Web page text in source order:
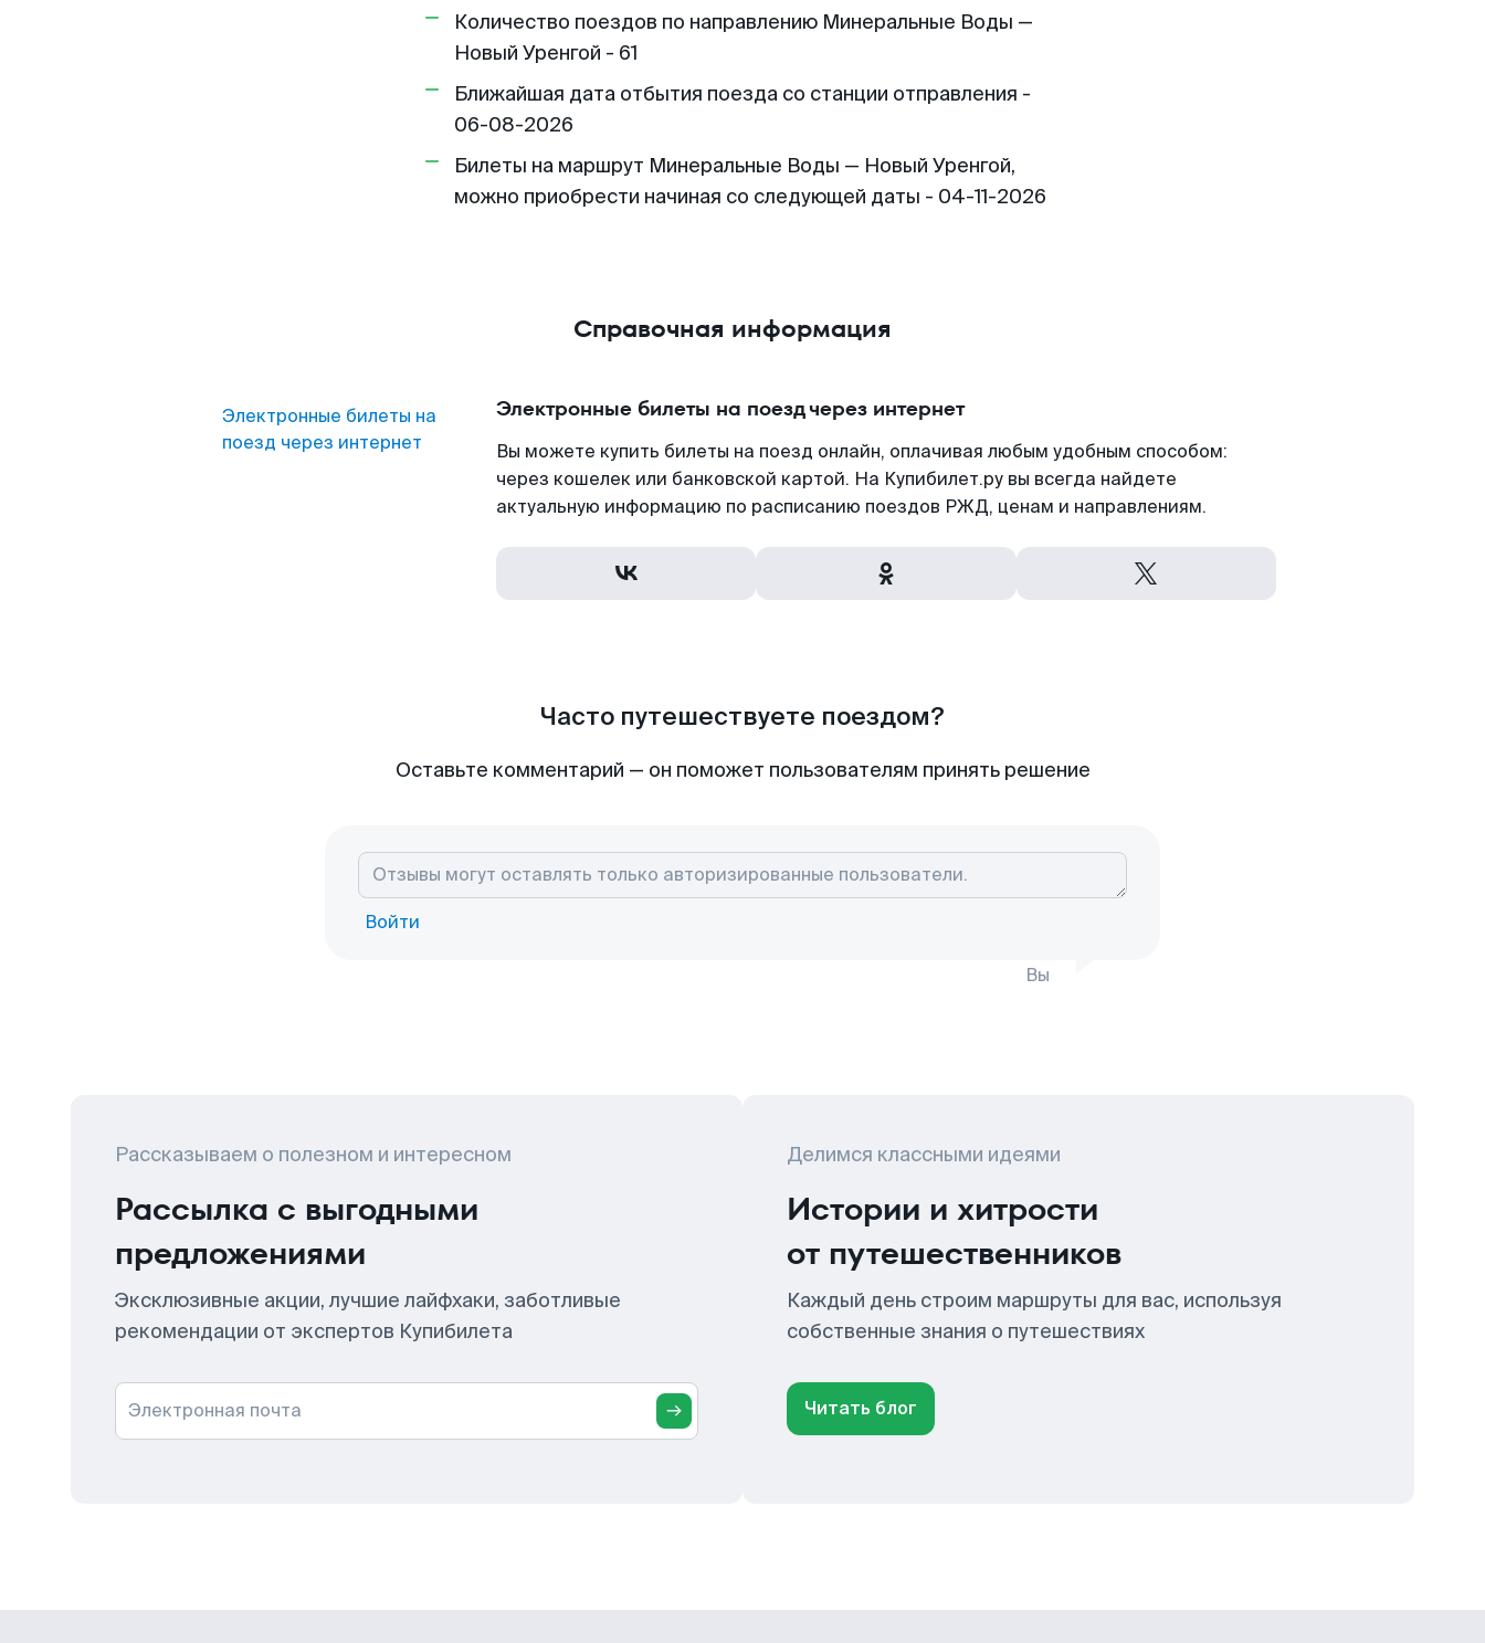
Количество поездов по направлению Минеральные Воды —
Новый Уренгой - 61
Ближайшая дата отбытия поезда со станции отправления -
06-08-2026
Билеты на маршрут Минеральные Воды — Новый Уренгой,
можно приобрести начиная со следующей даты - 04-11-2026
Справочная информация
Электронные билеты на
поезд через интернет
Электронные билеты на поезд через интернет
Вы можете купить билеты на поезд онлайн, оплачивая любым удобным способом:
через кошелек или банковской картой. На Купибилет.ру вы всегда найдете
актуальную информацию по расписанию поездов РЖД, ценам и направлениям.
Часто путешествуете поездом?
Оставьте комментарий — он поможет пользователям принять решение
Войти
Вы
Рассказываем о полезном и интересном
Рассылка с выгодными
предложениями
Эксклюзивные акции, лучшие лайфхаки, заботливые
рекомендации от экспертов Купибилета
Электронная почта
Делимся классными идеями
Истории и хитрости
от путешественников
Каждый день строим маршруты для вас, используя
собственные знания о путешествиях
Читать блог